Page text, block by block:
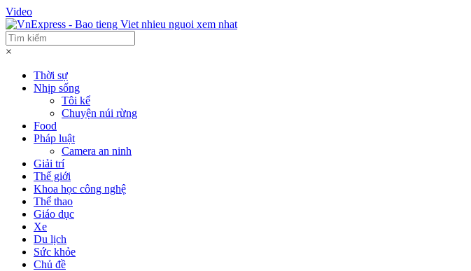
Video
×
Thời sự
Nhịp sống
Tôi kể
Chuyện núi rừng
Food
Pháp luật
Camera an ninh
Giải trí
Thế giới
Khoa học công nghệ
Thể thao
Giáo dục
Xe
Du lịch
Sức khỏe
Chủ đề